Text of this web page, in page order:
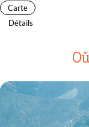
Carte
Détails